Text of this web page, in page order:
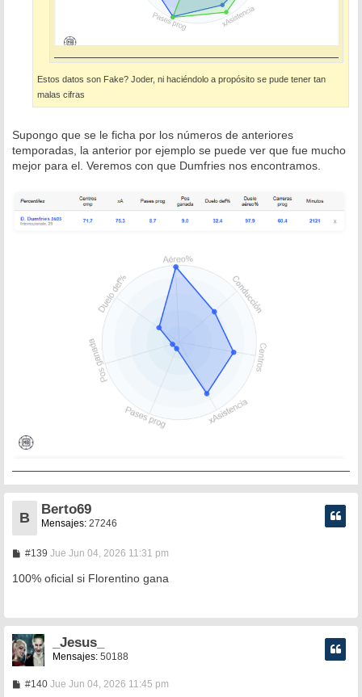
Estos datos son Fake? Joder, ni haciéndolo a propósito se pude tener tan
malas cifras
Supongo que se le ficha por los números de anteriores
temporadas, la anterior por ejemplo se puede ver que fue mucho
mejor para el. Veremos con que Dumfries nos encontramos.
B
Berto69
Mensajes: 27246
#139M
n
s
e
Jue Jun 04, 2026 11:31 pm
100% oficial si Florentino gana
_Jesus_
Mensajes: 50188
#140MJue Jun 04, 2026 11:45 pm